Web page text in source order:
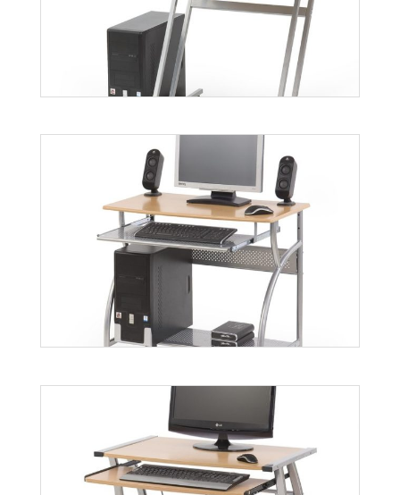
B27
Więcej
B5
Więcej